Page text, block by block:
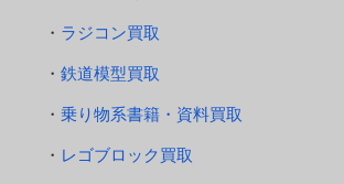
ラジコン買取
鉄道模型買取
乗り物系書籍・資料買取
レゴブロック買取